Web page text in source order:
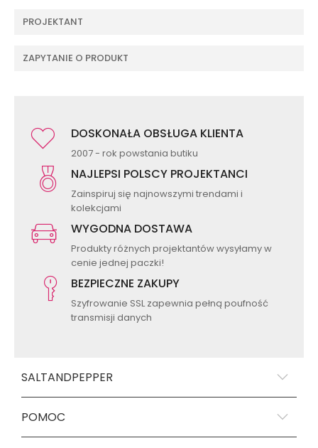
PROJEKTANT
ZAPYTANIE O PRODUKT
DOSKONAŁA OBSŁUGA KLIENTA
2007 - rok powstania butiku
NAJLEPSI POLSCY PROJEKTANCI
Zainspiruj się najnowszymi trendami i
kolekcjami
WYGODNA DOSTAWA
Produkty różnych projektantów wysyłamy w
cenie jednej paczki!
BEZPIECZNE ZAKUPY
Szyfrowanie SSL zapewnia pełną poufność
transmisji danych
SALTANDPEPPER
POMOC